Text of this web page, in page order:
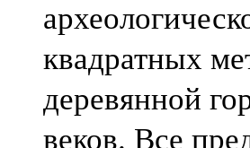
квадратных
деревянной